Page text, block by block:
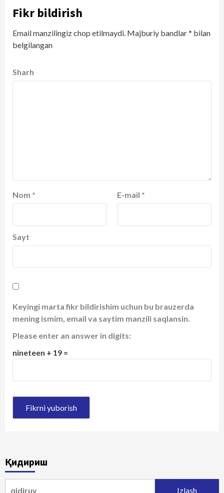
Fikr bildirish
Email manzilingiz chop etilmaydi. Majburiy bandlar* bilan
belgilangan
Sharh
Nom * E-mail *
Sayt
Keyingi marta fikr bildirishim uchun bu brauzerda
mening ismim, email va saytim manzili saqlansin.
Please enter an answer in digits:
nineteen + 19 =
Қидириш